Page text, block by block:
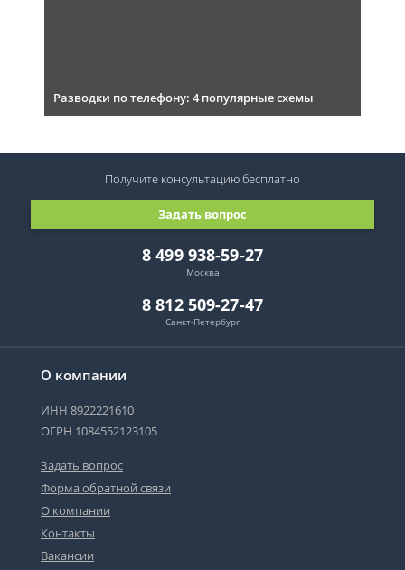
Разводки по телефону: 4 популярные схемы
О компании
ИНН 8922221610
ОГРН 1084552123105
Задать вопрос
Форма обратной связи
О компании
Контакты
Вакансии
8 499 938-59-27
Москва
8 812 509-27-47
Санкт-Петербург
Задать вопрос
Получите консультациюбесплатно